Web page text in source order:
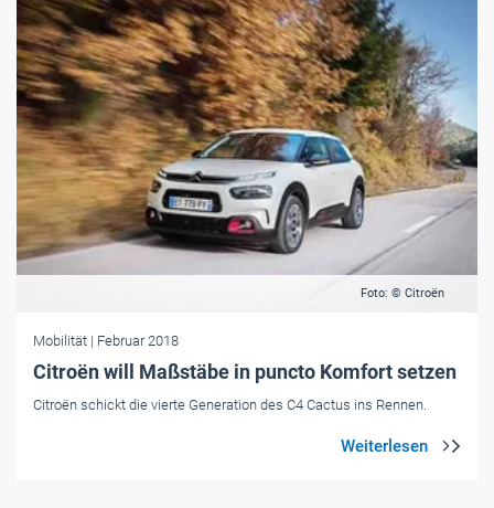
Foto: © Citroën
Mobilität | Februar 2018
Citroën will Maßstäbe in puncto Komfort setzen
Citroën schickt die vierte Generation des C4 Cactus ins Rennen.